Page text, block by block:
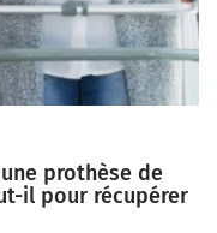
prothèse de
il pour récupérer